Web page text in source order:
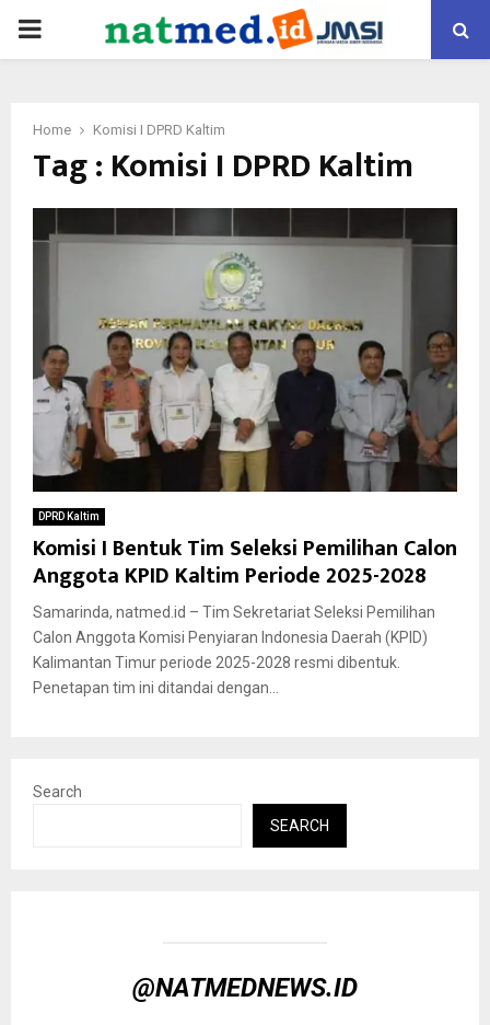
PRIMARY
Home Komisi I DPRD Kaltim
Tag : Komisi I DPRD Kaltim
DPRD Kaltim
Komisi I Bentuk Tim Seleksi Pemilihan Calon
Anggota KPID Kaltim Periode 2025-2028
Samarinda, natmed.id – Tim Sekretariat Seleksi Pemilihan
Calon Anggota Komisi Penyiaran Indonesia Daerah (KPID)
Kalimantan Timur periode 2025-2028 resmi dibentuk.
Penetapan tim ini ditandai dengan...
Search
SEARCH
@NATMEDNEWS.ID